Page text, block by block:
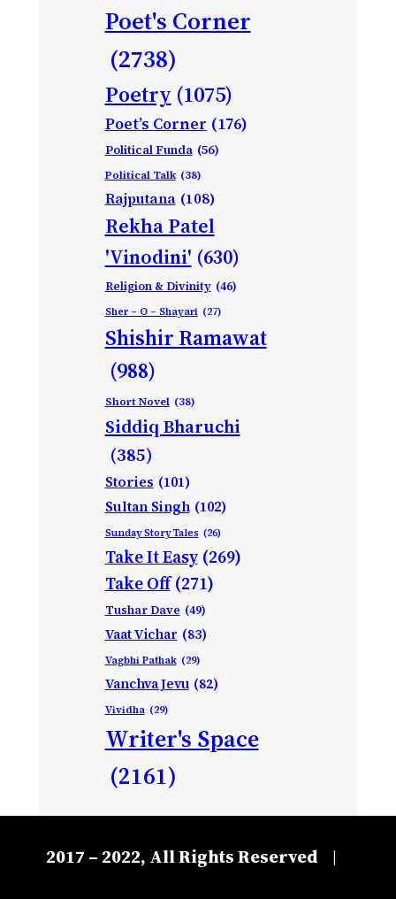
Poet's Corner
(2738)
Poetry (1075)
Poet’s Corner (176)
Political Funda (56)
Political Talk (38)
Rajputana (108)
Rekha Patel
'Vinodini' (630)
Religion & Divinity (46)
Sher – O – Shayari (27)
Shishir Ramawat
(988)
Short Novel (38)
Siddiq Bharuchi
(385)
Stories (101)
Sultan Singh (102)
Sunday Story Tales (26)
Take It Easy (269)
Take Off (271)
Tushar Dave (49)
Vaat Vichar (83)
Vagbhi Pathak (29)
Vanchva Jevu (82)
Vividha (29)
Writer's Space
(2161)
2017 – 2022, All Rights Reserved |